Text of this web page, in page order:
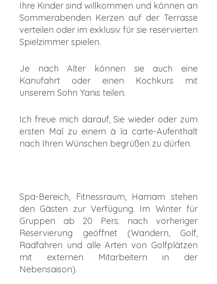
Ihre Kinder sind willkommen und können an
Sommerabenden Kerzen auf der Terrasse
verteilen oder im exklusiv für sie reservierten
Spielzimmer spielen.
Je nach Alter können sie auch eine
Kanufahrt oder einen Kochkurs mit
unserem Sohn Yanis teilen.
Ich freue mich darauf, Sie wieder oder zum
ersten Mal zu einem à la carte-Aufenthalt
nach Ihren Wünschen begrüßen zu dürfen.
Spa-Bereich, Fitnessraum, Hamam stehen
den Gästen zur Verfügung. Im Winter für
Gruppen ab 20 Pers. nach vorheriger
Reservierung geöffnet (Wandern, Golf,
Radfahren und alle Arten von Golfplätzen
mit externen Mitarbeitern in der
Nebensaison).